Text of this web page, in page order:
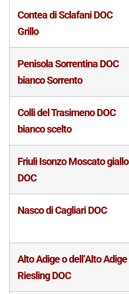
Contea di Sclafani DOC
Grillo
Penisola Sorrentina DOC
bianco Sorrento
Colli del Trasimeno DOC
bianco scelto
Friuli Isonzo Moscato giallo
DOC
Nasco di Cagliari DOC
Alto Adige o dell’Alto Adige
Riesling DOC